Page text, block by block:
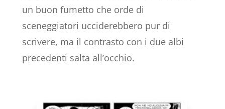
un buon fumetto che orde di
sceneggiatori ucciderebbero pur di
scrivere, ma il contrasto con i due albi
precedenti salta all’occhio.